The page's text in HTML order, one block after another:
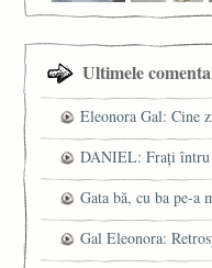
Ultimele
Eleonora Gal: Cine
DANIEL: Fraţi întru
Gata bă, cu ba pe-a
Gal Eleonora: